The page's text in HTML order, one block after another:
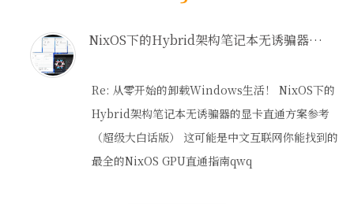
NixOS下的Hybrid架构笔记本无诱骗器的显卡直通方案参考
Re: 从零开始的卸载Windows生活！ NixOS下的
Hybrid架构笔记本无诱骗器的显卡直通方案参考
（超级大白话版） 这可能是中文互联网你能找到的
最全的NixOS GPU直通指南qwq